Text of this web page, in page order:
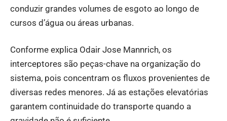
conduzir grandes volumes de esgoto ao longo de
cursos d’água ou áreas urbanas.
Conforme explica Odair Jose Mannrich, os
interceptores são peças-chave na organização do
sistema, pois concentram os fluxos provenientes de
diversas redes menores. Já as estações elevatórias
garantem continuidade do transporte quando a